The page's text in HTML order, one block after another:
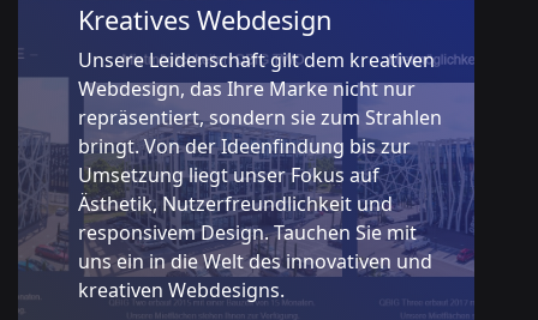
Kreatives Webdesign
Unsere Leidenschaft gilt dem kreativen
Webdesign, das Ihre Marke nicht nur
repräsentiert, sondern sie zum Strahlen
bringt. Von der Ideenfindung bis zur
Umsetzung liegt unser Fokus auf
Ästhetik, Nutzerfreundlichkeit und
responsivem Design. Tauchen Sie mit
uns ein in die Welt des innovativen und
kreativen Webdesigns.